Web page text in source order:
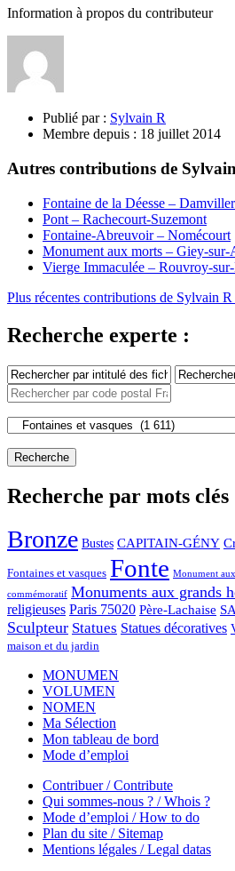
Information à propos du contributeur
Publié par : Sylvain R
Membre depuis : 18 juillet 2014
Autres contributions de
Fontaine de la Déesse –
Pont – Rachecourt-Suzemont
Fontaine-Abreuvoir – Nomécourt
Monument aux morts – Giey-sur-
Vierge Immaculée – Rouvroy-
Plus récentes contributions de Sylvain R
Recherche experte :
Recherche par mots clés
Bronze Bustes CAPITAIN-GÉNY
Fontaines et vasques Fonte Monument
commémoratif Monuments aux grands
religieuses Paris 75020 Père-Lachaise
Sculpteur Statues Statues décoratives
maison et du jardin
MONUMEN
VOLUMEN
NOMEN
Ma Sélection
Mon tableau de bord
Mode d’emploi
Contribuer / Contribute
Qui sommes-nous ? / Whois ?
Mode d’emploi / How to do
Plan du site / Sitemap
Mentions légales / Legal datas